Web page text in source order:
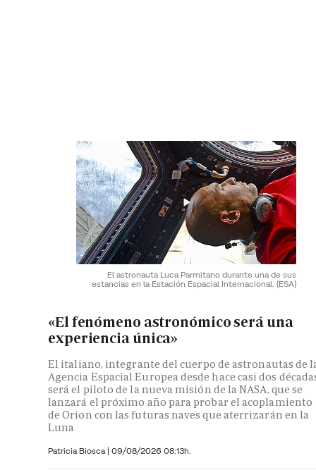
El astronauta Luca Parmitano durante una de sus
estancias en la Estación Espacial Internacional. (ESA)
«El fenómeno astronómico será una
experiencia única»
El italiano, integrante del cuerpo de astronautas de
Agencia Espacial Europea desde hace casi dos
será el piloto de la nueva misión de la NASA, que se
lanzará el próximo año para probar el acoplamiento
de Orion con las futuras naves que aterrizarán en la
Luna
Patricia Biosca | 09/08/2026 08:13h.